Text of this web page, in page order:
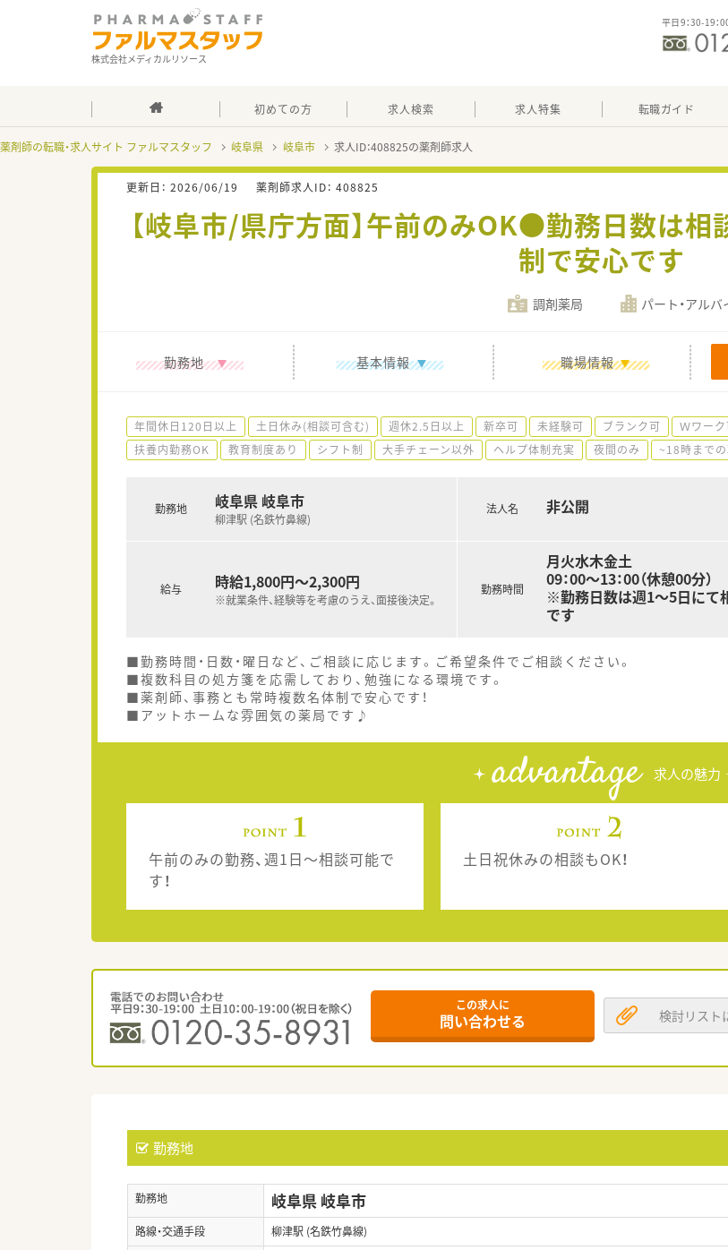
株式会社メディカルリソース
平日9：30-19：
初めての方 求人検索 求人特集 転職ガイド
薬剤師の転職・求人サイト ファルマスタッフ 岐阜県 岐阜市 求人ID：408825の薬剤師求人
更新日： 2026/06/19 薬剤師求人ID： 408825
【岐阜市/県庁方面】午前のみOK●勤務日数は
制で安心です
調剤薬局 パート・アルバ
勤務地 基本情報 職場情報
年間休日120日以上 土日休み(相談可含む) 週休2.5日以上 新卒可 未経験可 ブランク可 Ｗワー
扶養内勤務OK
教育制度あり シフト制 大手チェーン以外 ヘルプ体制充実 夜間のみ ~18時まで
勤務地 岐阜県 岐阜市
柳津駅 (名鉄竹鼻線)
給与 時給1,800円～2,300円
※就業条件、経験等を考慮のうえ、面接後決定。
法人名 非公開
勤務時間
月火水木金土
09：00～13：00（休憩00分）
※勤務日数は週1～5日にて
です
■勤務時間・日数・曜日など、ご相談に応じます。ご希望条件でご相談ください。
■複数科目の処方箋を応需しており、勉強になる環境です。
■薬剤師、事務とも常時複数名体制で安心です！
■アットホームな雰囲気の薬局です♪
advantage 求人の魅力
午前のみの勤務、週1日～相談可能で
す！
土日祝休みの相談もOK！
この求人に
問い合わせる 検討リスト
勤務地
勤務地 岐阜県 岐阜市
路線・交通手段
柳津駅 (名鉄竹鼻線)